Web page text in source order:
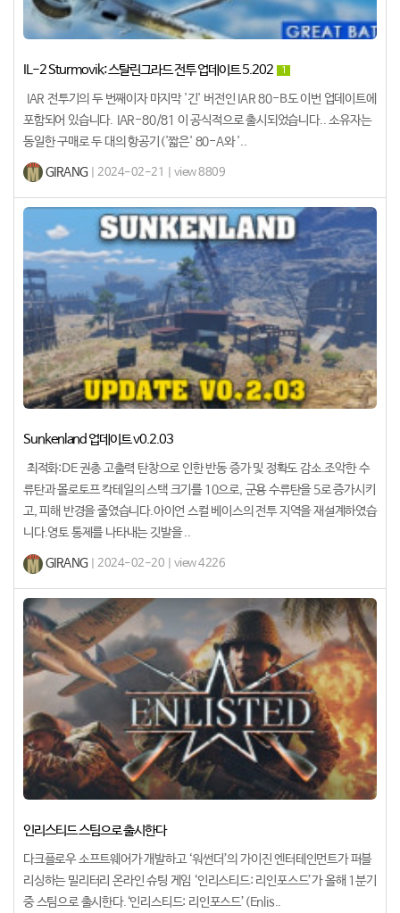
IL-2 Sturmovik: 스탈린그라드 전투 업데이트 5.202 1
IAR 전투기의 두 번째이자 마지막 '긴' 버전인 IAR 80-B도 이번 업데이트에
포함되어 있습니다. IAR-80/81 이 공식적으로 출시되었습니다.. 소유자는
동일한 구매로 두 대의 항공기('짧은' 80-A와 '..
GIRANG | 2024-02-21 | view 8809
Sunkenland 업데이트 v0.2.03
최적화:DE 권총 고출력 탄창으로 인한 반동 증가 및 정확도 감소.조악한 수
류탄과 몰로토프 칵테일의 스택 크기를 10으로, 군용 수류탄을 5로 증가시키
고, 피해 반경을 줄였습니다.아이언 스컬 베이스의 전투 지역을 재설계하였습
니다.영토 통제를 나타내는 깃발을 ..
GIRANG | 2024-02-20 | view 4226
인리스티드 스팀으로 출시한다
다크플로우 소프트웨어가 개발하고 ‘워썬더’의 가이진 엔터테인먼트가 퍼블
리싱하는 밀리터리 온라인 슈팅 게임 ‘인리스티드: 리인포스드’가 올해 1분기
중 스팀으로 출시한다.‘인리스티드: 리인포스드’(Enlis..